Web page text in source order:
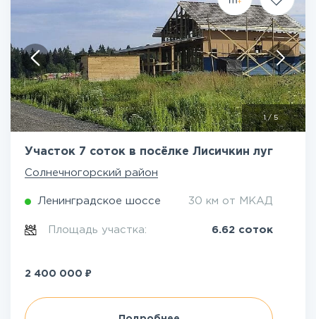
1/5
Участок 7 соток в посёлке Лисичкин луг
Солнечногорский район
Ленинградское шоссе 30 км от МКАД
Площадь участка: 6.62 соток
2 400 000 ₽